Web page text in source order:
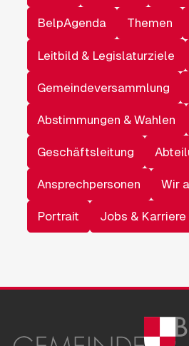
BelpAgenda Themen
Leitbild & Legislaturziele
Gemeindeversammlung
Abstimmungen & Wahlen
Geschäftsleitung
Ansprechpersonen Wir
Portrait Jobs & Karriere